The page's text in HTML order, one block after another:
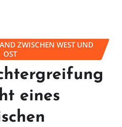
ZWISCHEN WEST UND
OST
eines